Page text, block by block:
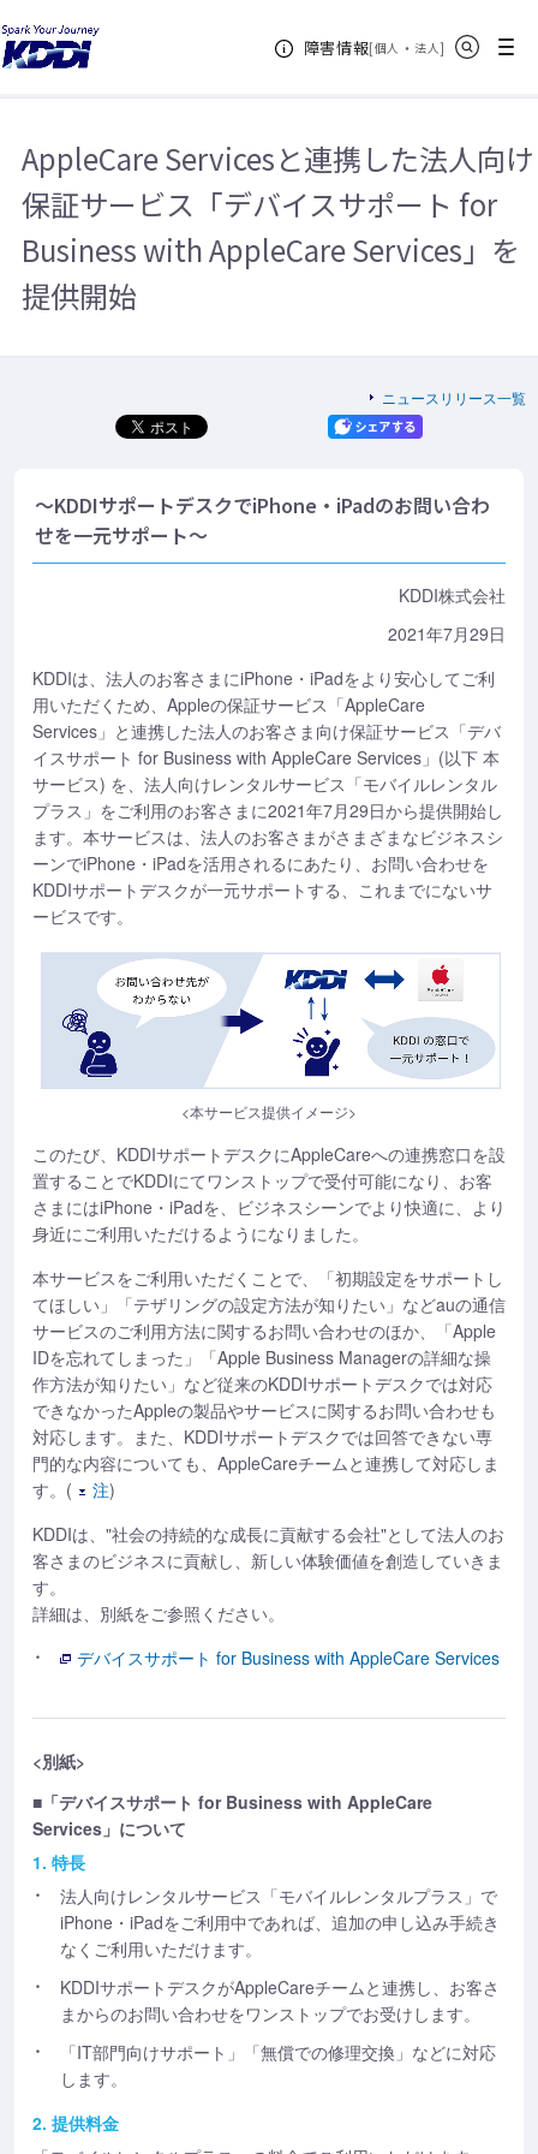
障害情報[個人 ・ 法人新規ウィンドウ
]
メニュー
KDDIホーム
AppleCare Servicesと連携した法人向け保証サービス「デバイスサポート
for Business with AppleCare Services」を提供開始
AppleCare Servicesと連携した法人向け
保証サービス「デバイスサポート for
Business with AppleCare Services」を
提供開始
ニュースリリース一覧
～KDDIサポートデスクでiPhone・iPadのお問い合わ
せを一元サポート～
KDDI株式会社
2021年7月29日
KDDIは、法人のお客さまにiPhone・iPadをより安心してご利
用いただくため、Appleの保証サービス「AppleCare
Services」と連携した法人のお客さま向け保証サービス「デバ
イスサポート for Business with AppleCare Services」(以下 本
サービス) を、法人向けレンタルサービス「モバイルレンタル
プラス」をご利用のお客さまに2021年7月29日から提供開始し
ます。本サービスは、法人のお客さまがさまざまなビジネスシ
ーンでiPhone・iPadを活用されるにあたり、お問い合わせを
KDDIサポートデスクが一元サポートする、これまでにないサ
ービスです。
<本サービス提供イメージ>
このたび、KDDIサポートデスクにAppleCareへの連携窓口を設
置することでKDDIにてワンストップで受付可能になり、お客
さまにはiPhone・iPadを、ビジネスシーンでより快適に、より
身近にご利用いただけるようになりました。
本サービスをご利用いただくことで、「初期設定をサポートし
てほしい」「テザリングの設定方法が知りたい」などauの通信
サービスのご利用方法に関するお問い合わせのほか、「Apple
IDを忘れてしまった」「Apple Business Managerの詳細な操
作方法が知りたい」など従来のKDDIサポートデスクでは対応
できなかったAppleの製品やサービスに関するお問い合わせも
対応します。また、KDDIサポートデスクでは回答できない専
門的な内容についても、AppleCareチームと連携して対応しま
す。(
注)
KDDIは、"社会の持続的な成長に貢献する会社"として法人のお
客さまのビジネスに貢献し、新しい体験価値を創造していきま
す。
詳細は、別紙をご参照ください。
デバイスサポート for Business with AppleCare Services
<別紙>
■「デバイスサポート for Business with AppleCare
Services」について
1. 特長
法人向けレンタルサービス「モバイルレンタルプラス」で
iPhone・iPadをご利用中であれば、追加の申し込み手続き
なくご利用いただけます。
KDDIサポートデスクがAppleCareチームと連携し、お客さ
まからのお問い合わせをワンストップでお受けします。
「IT部門向けサポート」「無償での修理交換」などに対応
します。
2. 提供料金